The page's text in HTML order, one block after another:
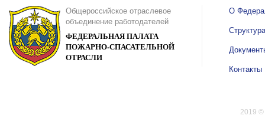
Общероссийское отраслевое
объединение работодателей
ФЕДЕРАЛЬНАЯ ПАЛАТА
ПОЖАРНО-СПАСАТЕЛЬНОЙ
ОТРАСЛИ
О
Структура
Контакты
2019